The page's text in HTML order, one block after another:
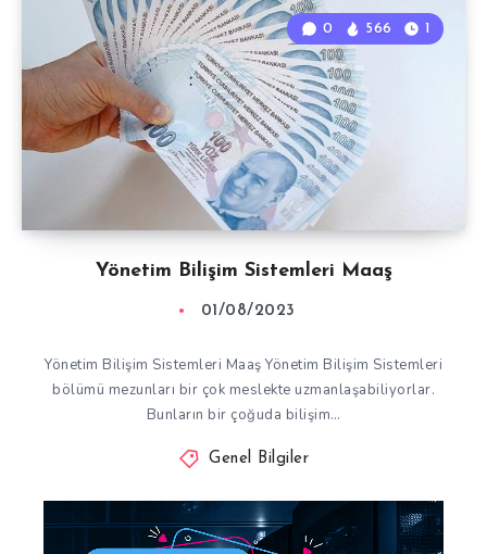
Yönetim Bilişim Sistemleri Maaş
0 566 1
01/08/2023
Yönetim Bilişim Sistemleri Maaş Yönetim Bilişim Sistemleri
bölümü mezunları bir çok meslekte uzmanlaşabiliyorlar.
Bunların bir çoğuda bilişim…
Genel Bilgiler